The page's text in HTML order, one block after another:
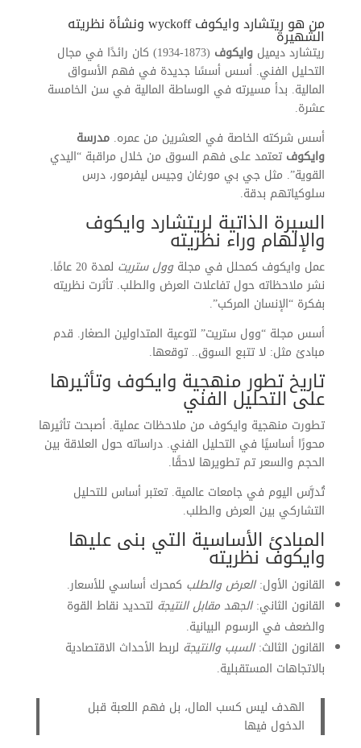
من هو ريتشارد وايكوف wyckoff ونشأة نظريته
الشهيرة
ريتشارد ديميل وايكوف
(1873-1934) كان رائدًا في مجال
التحليل الفني. أسس أسسًا جديدة في فهم الأسواق
المالية. بدأ مسيرته في الوساطة المالية في سن الخامسة
عشرة.
أسس شركته الخاصة في العشرين من عمره. مدرسة
وايكوف تعتمد على فهم السوق من خلال مراقبة “اليدي
القوية”. مثل جي بي مورغان وجيس ليفرمور، درس
سلوكياتهم بدقة.
السيرة الذاتية لريتشارد وايكوف
والإلهام وراء نظريته
عمل وايكوف كمحلل في مجلةوول ستريت
لمدة 20 عامًا.
نشر ملاحظاته حول تفاعلات العرض والطلب. تأثرت نظريته
بفكرة “الإنسان المركب”.
أسس مجلة “وول ستريت” لتوعية المتداولين الصغار. قدم
مبادئ مثل: لا تتبع السوق.. توقعها.
تاريخ تطور منهجية وايكوف وتأثيرها
على التحليل الفني
تطورت منهجية وايكوف من ملاحظات عملية. أصبحت تأثيرها
محورًا أساسيًا في التحليل الفني. دراساته حول العلاقة بين
الحجم والسعر تم تطويرها لاحقًا.
تُدرَّس اليوم في جامعات عالمية. تعتبر أساس للتحليل
التشاركي بين العرض والطلب.
المبادئ الأساسية التي بنى عليها
وايكوف نظريته
القانون الأول:العرض والطلب كمحرك أساسي للأسعار.
القانون الثاني:الجهد مقابل النتيجة لتحديد نقاط القوة
والضعف في الرسوم البيانية.
القانون الثالث:السبب والنتيجة لربط الأحداث الاقتصادية
بالاتجاهات المستقبلية.
الهدف ليس كسب المال، بل فهم اللعبة قبل
الدخول فيها